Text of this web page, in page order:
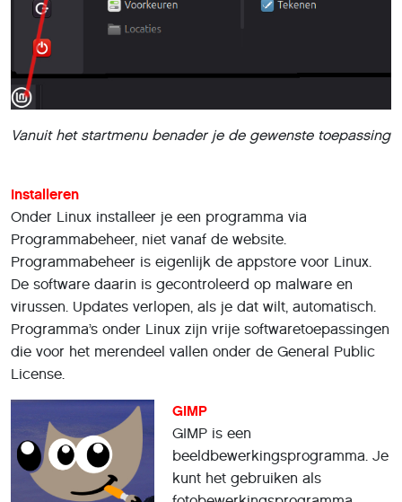
Vanuit het startmenu benader je de gewenste toepassing
Installeren
Onder Linux installeer je een programma via
Programmabeheer, niet vanaf de website.
Programmabeheer is eigenlijk de appstore voor Linux.
De software daarin is gecontroleerd op malware en
virussen. Updates verlopen, als je dat wilt, automatisch.
Programma’s onder Linux zijn vrije softwaretoepassingen
die voor het merendeel vallen onder de General Public
License.
GIMP
GIMP is een
beeldbewerkingsprogramma. Je
kunt het gebruiken als